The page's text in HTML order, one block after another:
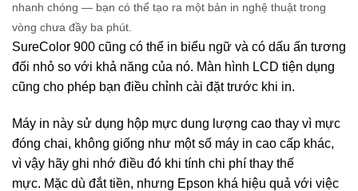
nhanh chóng — bạn có thể tạo ra một bản in nghệ thuật trong
vòng chưa đầy ba phút.
SureColor 900 cũng có thể in biểu ngữ và có dấu ấn tương
đối nhỏ so với khả năng của nó. Màn hình LCD tiện dụng
cũng cho phép bạn điều chỉnh cài đặt trước khi in.
Máy in này sử dụng hộp mực dung lượng cao thay vì mực
đóng chai, không giống như một số máy in cao cấp khác,
vì vậy hãy ghi nhớ điều đó khi tính chi phí thay thế
mực. Mặc dù đắt tiền, nhưng Epson khá hiệu quả với việc